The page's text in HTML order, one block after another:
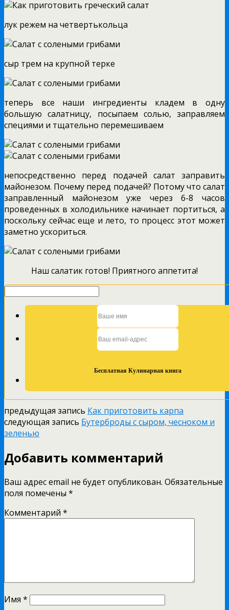
лук режем на четвертькольца
сыр трем на крупной терке
теперь все наши ингредиенты кладем в одну
большую салатницу, посыпаем солью, заправляем
специями и тщательно перемешиваем
непосредственно перед подачей салат заправить
майонезом. Почему перед подачей? Потому что салат
заправленный майонезом уже через 6-8 часов
проведенных в холодильнике начинает портиться, а
поскольку сейчас еще и лето, то процесс этот может
заметно ускориться.
Наш салатик готов! Приятного аппетита!
предыдущая запись Как приготовить карпа
следующая запись Бутерброды с сыром, чесноком и
зеленью
Добавить комментарий
Ваш адрес email не будет опубликован. Обязательные
поля помечены *
Комментарий *
Имя *